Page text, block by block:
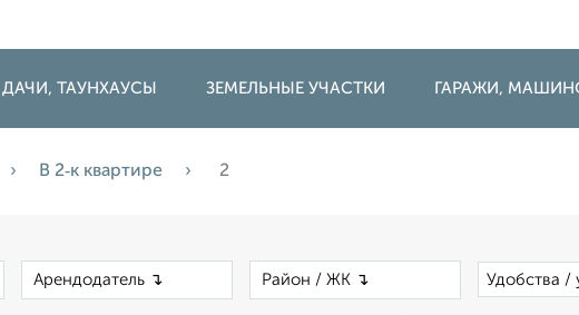
ТАУНХАУСЫ ЗЕМЕЛЬНЫЕ УЧАСТКИ ГАРАЖИ,
В 2‑к квартире 2
Удобства /